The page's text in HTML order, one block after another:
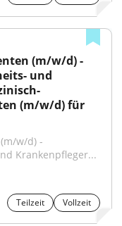
(m/w/d) -
und
(m/w/d) für
w/d) -
Krankenpfleger...
Teilzeit Vollzeit